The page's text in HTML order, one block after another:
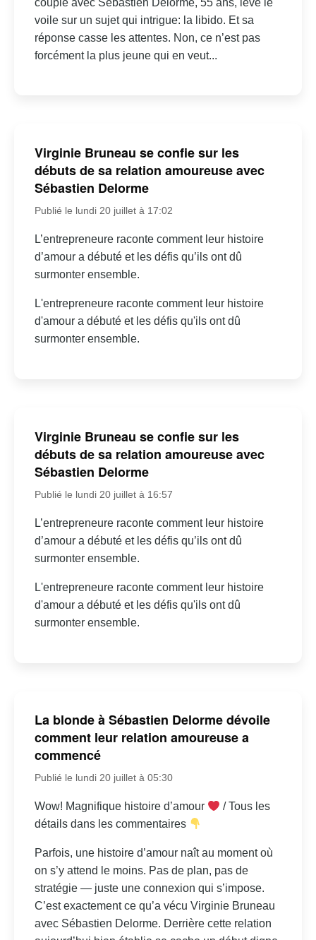
voile sur un sujet qui intrigue: la libido. Et sa
réponse casse les attentes. Non, ce n’est pas
forcément la plus jeune qui en veut...
Virginie Bruneau se confie sur les
débuts de sa relation amoureuse avec
Sébastien Delorme
Publié le lundi 20 juillet à 17:02
L’entrepreneure raconte comment leur histoire
d’amour a débuté et les défis qu’ils ont dû
surmonter ensemble.
L'entrepreneure raconte comment leur histoire
d'amour a débuté et les défis qu'ils ont dû
surmonter ensemble.
Virginie Bruneau se confie sur les
débuts de sa relation amoureuse avec
Sébastien Delorme
Publié le lundi 20 juillet à 16:57
L’entrepreneure raconte comment leur histoire
d’amour a débuté et les défis qu’ils ont dû
surmonter ensemble.
L'entrepreneure raconte comment leur histoire
d'amour a débuté et les défis qu'ils ont dû
surmonter ensemble.
La blonde à Sébastien Delorme dévoile
comment leur relation amoureuse a
commencé
Publié le lundi 20 juillet à 05:30
Wow! Magnifique histoire d’amour
/ Tous les
détails dans les commentaires
Parfois, une histoire d’amour naît au moment où
on s’y attend le moins. Pas de plan, pas de
stratégie — juste une connexion qui s’impose.
C’est exactement ce qu’a vécu Virginie Bruneau
avec Sébastien Delorme. Derrière cette relation